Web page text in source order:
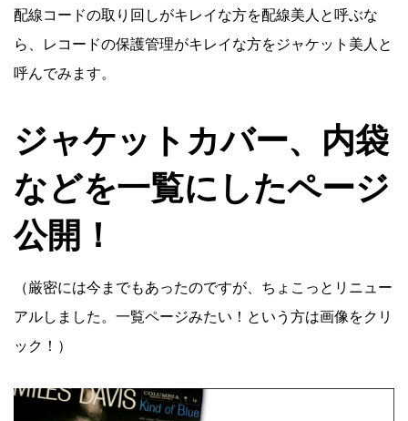
配線コードの取り回しがキレイな方を配線美人と呼ぶな
ら、レコードの保護管理がキレイな方をジャケット美人と
呼んでみます。
ジャケットカバー、内袋
などを一覧にしたページ
公開！
（厳密には今までもあったのですが、ちょこっとリニュー
アルしました。一覧ページみたい！という方は画像をクリ
ック！）